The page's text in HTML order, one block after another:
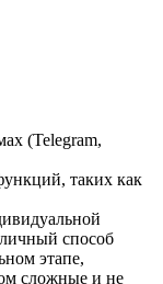
(Telegram,
таких как
способ
этапе,
сложные и не